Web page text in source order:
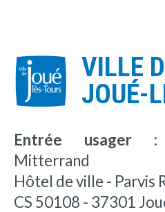
VILLE
JOUÉ-
Entrée usager :
Mitterrand
Hôtel de ville - Parvis
CS 50108 - 37301